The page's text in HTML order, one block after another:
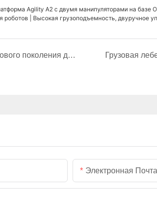
Agility A2 с двумя манипуляторами на базе
| Высокая грузоподъемность, двуручное
T-3000L: Решение нового поколения для проводного питания и освещения для DJI Matrice 400.
Электронная Почта